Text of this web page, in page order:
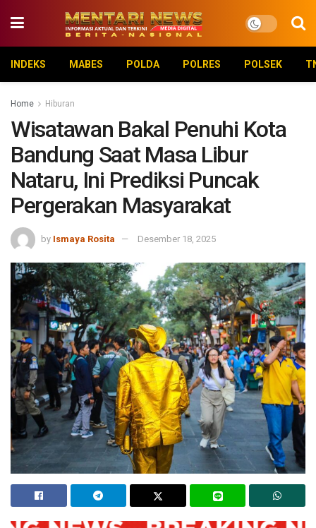
INDEKS MABES POLDA POLRES POLSEK
Home Hiburan
Wisatawan Bakal Penuhi Kota
Bandung Saat Masa Libur
Nataru, Ini Prediksi Puncak
Pergerakan Masyarakat
by Ismaya Rosita Desember 18, 2025